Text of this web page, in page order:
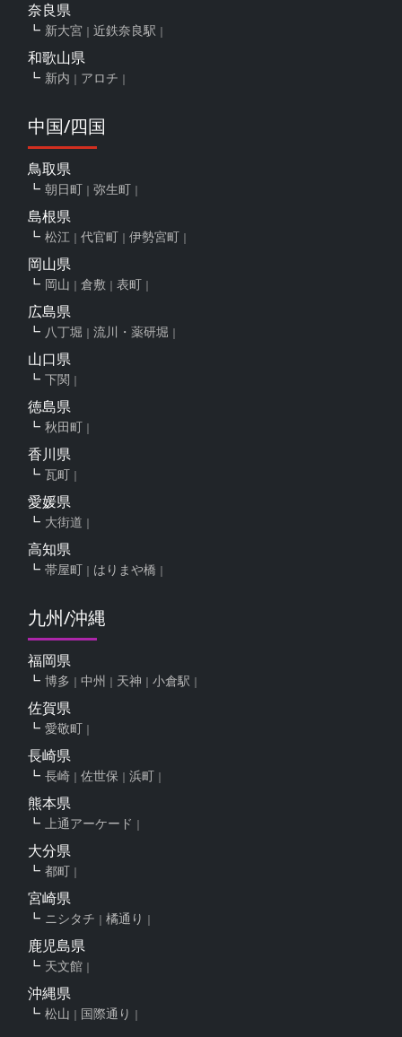
奈良県
新大宮 近鉄奈良駅
和歌山県
新内 アロチ
中国/四国
鳥取県
朝日町 弥生町
島根県
松江 代官町 伊勢宮町
岡山県
岡山 倉敷 表町
広島県
八丁堀 流川・薬研堀
山口県
下関
徳島県
秋田町
香川県
瓦町
愛媛県
大街道
高知県
帯屋町 はりまや橋
九州/沖縄
福岡県
博多 中州 天神 小倉駅
佐賀県
愛敬町
長崎県
長崎 佐世保 浜町
熊本県
上通アーケード
大分県
都町
宮崎県
ニシタチ 橘通り
鹿児島県
天文館
沖縄県
松山 国際通り